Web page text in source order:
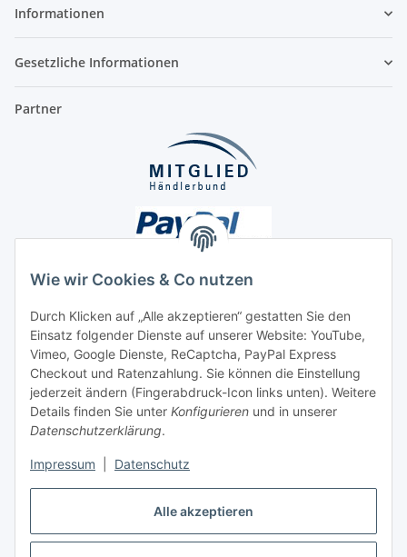
Alle akzeptieren
Wie wir Cookies & Co nutzen
Durch Klicken auf „Alle akzeptieren“ gestatten Sie den
Einsatz folgender Dienste auf unserer Website: YouTube,
Vimeo, Google Dienste, ReCaptcha, PayPal Express
Checkout und Ratenzahlung. Sie können die Einstellung
jederzeit ändern (Fingerabdruck-Icon links unten). Weitere
Details finden Sie unter Konfigurieren und in unserer
Datenschutzerklärung.
Impressum Datenschutz
Informationen
Gesetzliche Informationen
Partner
Unsere Seiten
Social Media
Vertrag widerrufen